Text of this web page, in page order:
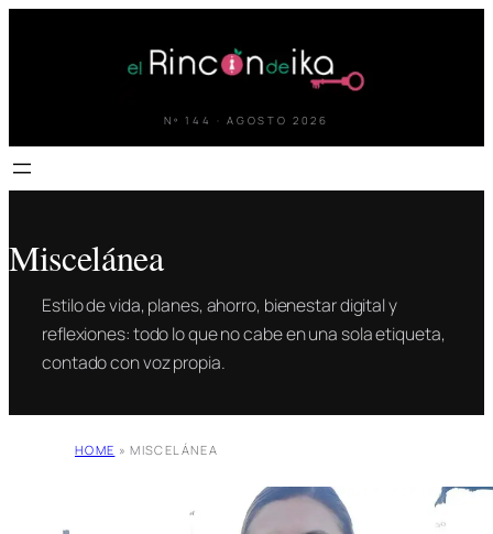
Nº 144 · AGOSTO 2026
Miscelánea
Estilo de vida, planes, ahorro, bienestar digital y
reflexiones: todo lo que no cabe en una sola etiqueta,
contado con voz propia.
HOME » MISCELÁNEA